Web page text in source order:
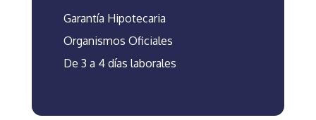
Garantía Hipotecaria
Organismos Oficiales
De 3 a 4 días laborales